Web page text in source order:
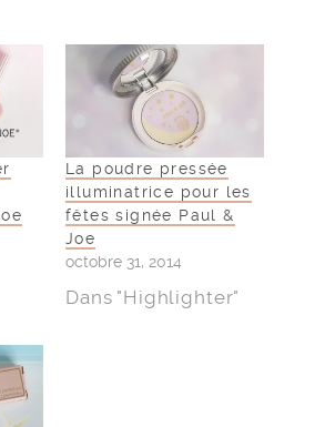
La poudre pressée
illuminatrice pour les
fêtes signée Paul &
Joe
octobre 31, 2014
Dans "Highlighter"